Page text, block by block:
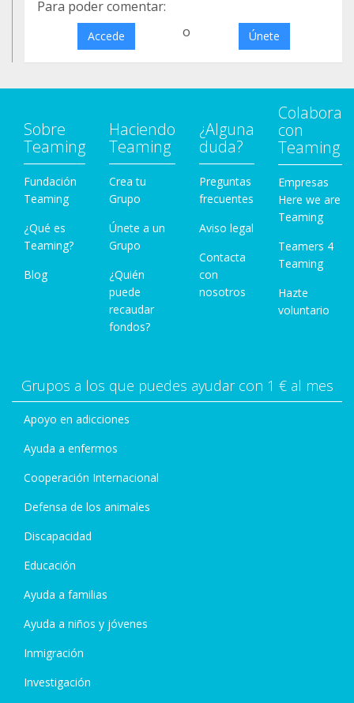
Para poder comentar:
Accede o Únete
Sobre
Teaming
Fundación
Teaming
¿Qué es
Teaming?
Blog
Haciendo
Teaming
Crea tu
Grupo
Únete a un
Grupo
¿Quién
puede
recaudar
fondos?
¿Alguna
duda?
Preguntas
frecuentes
Aviso legal
Contacta
con
nosotros
Colabora
con
Teaming
Empresas
Here we are
Teaming
Teamers 4
Teaming
Hazte
voluntario
Grupos a los que puedes ayudar con 1 € al mes
Apoyo en adicciones
Ayuda a enfermos
Cooperación Internacional
Defensa de los animales
Discapacidad
Educación
Ayuda a familias
Ayuda a niños y jóvenes
Inmigración
Investigación